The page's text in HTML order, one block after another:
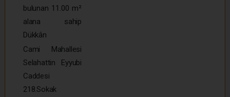
bulunan 11.00 m²
alana sahip
Dükkân
Cami Mahallesi
Selahattin Eyyubi
Caddesi
218.Sokak